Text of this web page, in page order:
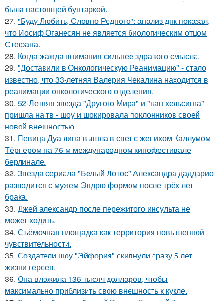
была настоящей бунтаркой.
27. "Буду Любить, Словно Родного": анализ днк показал,
что Иосиф Оганесян не является биологическим отцом
Стефана.
28. Когда жажда внимания сильнее здравого смысла.
29. "Доставили в Онкологическую Реанимацию" - стало
известно, что 33-летняя Валерия Чекалина находится в
реанимации онкологического отделения.
30. 52-Летняя звезда "Другого Мира" и "ван хельсинга"
пришла на тв - шоу и шокировала поклонников своей
новой внешностью.
31. Певица Дуа липа вышла в свет с женихом Каллумом
Тёрнером на 76-м международном кинофестивале
берлинале.
32. Звезда сериала "Белый Лотос" Александра даддарио
разводится с мужем Эндрю формом после трёх лет
брака.
33. Джей александр после пережитого инсульта не
может ходить.
34. Съёмочная площадка как территория повышенной
чувствительности.
35. Создатели шоу "Эйфория" скипнули сразу 5 лет
жизни героев.
36. Она вложила 135 тысяч долларов, чтобы
максимально приблизить свою внешность к кукле.